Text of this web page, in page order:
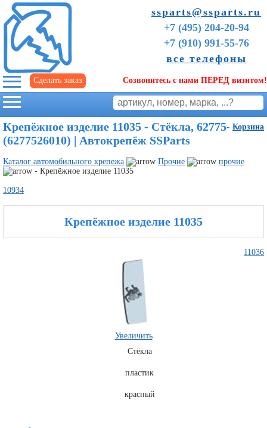
ssparts@ssparts.ru
+7 (495) 204-20-94
+7 (910) 991-55-76
все телефоны
Сделать заказ Созвонитесь с нами ПЕРЕД визитом!
Корзина
Крепёжное изделие 11035 - Стёкла, 62775-26010
(6277526010) | Автокрепёж SSParts
Каталог автомобильного крепежа Прочие
прочие
- Крепёжное изделие 11035
10934
Крепёжное изделие 11035
11036
Увеличить
Стёкла
пластик
красный